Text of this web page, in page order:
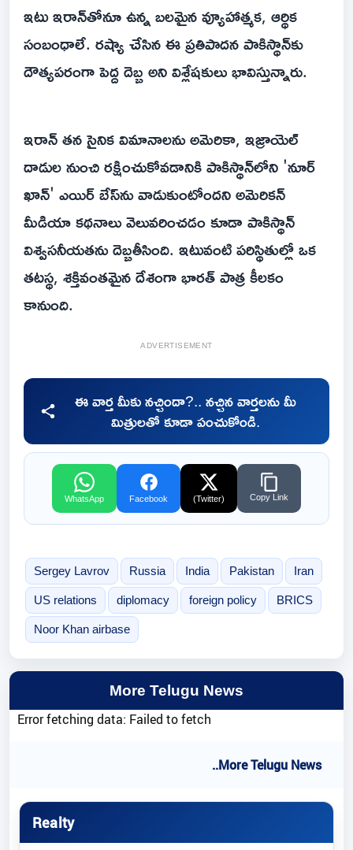
ఇటు ఇరాన్‌తోనూ ఉన్న బలమైన వ్యూహాత్మక, ఆర్థిక
సంబంధాలే. రష్యా చేసిన ఈ ప్రతిపాదన పాకిస్థాన్‌కు
దౌత్యపరంగా పెద్ద దెబ్బ అని విశ్లేషకులు భావిస్తున్నారు.
ఇరాన్ తన సైనిక విమానాలను అమెరికా, ఇజ్రాయెల్
దాడుల నుంచి రక్షించుకోవడానికి పాకిస్థాన్‌లోని 'నూర్
ఖాన్' ఎయిర్ బేస్‌ను వాడుకుంటోందని అమెరికన్
మీడియా కథనాలు వెలువరించడం కూడా పాకిస్థాన్
విశ్వసనీయతను దెబ్బతీసింది. ఇటువంటి పరిస్థితుల్లో ఒక
తటస్థ, శక్తివంతమైన దేశంగా భారత్ పాత్ర కీలకం
కానుంది.
ADVERTISEMENT
ఈ వార్త మీకు నచ్చిందా?.. నచ్చిన వార్తలను మీ
మిత్రులతో కూడా పంచుకోండి.
WhatsApp Facebook (Twitter) Copy Link
Sergey Lavrov Russia India Pakistan Iran
US relations diplomacy foreign policy BRICS
Noor Khan airbase
More Telugu News
Error fetching data: Failed to fetch
..More Telugu News
Realty